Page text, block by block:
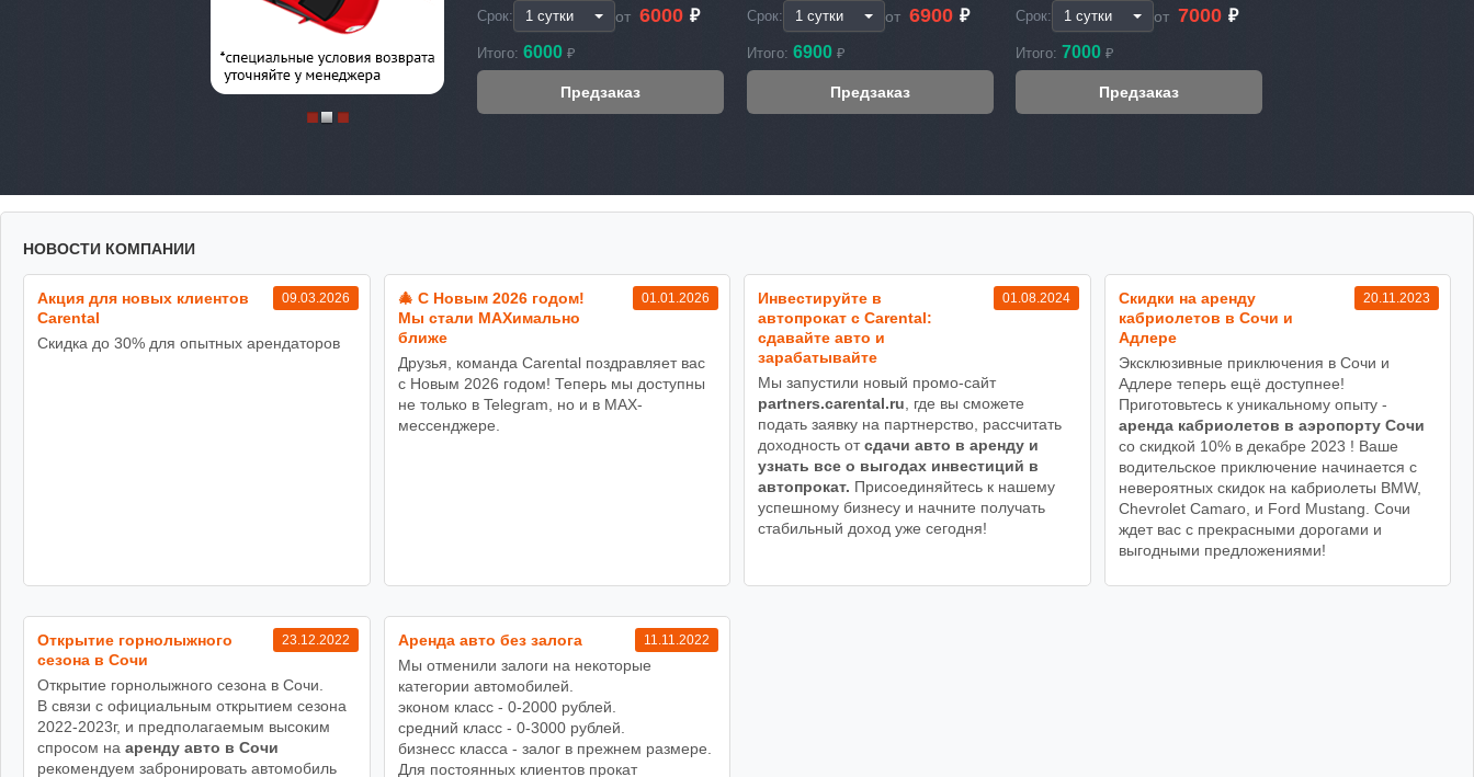
Срок: от 6000 ₽
Итого: 6000 ₽
Срок: от 6900 ₽
Итого: 6900 ₽
Срок: от 7000 ₽
Итого:7000 ₽
НОВОСТИ КОМПАНИИ
09.03.2026
Акция для новых клиентов
Carental
Скидка до 30% для опытных арендаторов
01.01.2026
🎄 С Новым 2026 годом!
Мы стали MAXимально
ближе
Друзья, команда Carental поздравляет вас
с Новым 2026 годом! Теперь мы доступны
не только в Telegram, но и в MAX-
мессенджере.
01.08.2024
Инвестируйте в
автопрокат с Carental:
сдавайте авто и
зарабатывайте
Мы запустили новый промо-сайт
partners.carental.ru , где вы сможете
подать заявку на партнерство, рассчитать
доходность отсдачи авто в аренду и
узнать все о выгодах инвестиций в
автопрокат. Присоединяйтесь к нашему
успешному бизнесу и начните получать
стабильный доход уже сегодня!
20.11.2023
Cкидки на аренду
кабриолетов в Сочи и
Адлере
Эксклюзивные приключения в Сочи и
Адлере теперь ещё доступнее!
Приготовьтесь к уникальному опыту -
аренда кабриолетов в аэропорту Сочи
со скидкой 10% в декабре 2023 ! Ваше
водительское приключение начинается с
невероятных скидок на кабриолеты BMW,
Chevrolet Camaro, и Ford Mustang. Сочи
ждет вас с прекрасными дорогами и
выгодными предложениями!
23.12.2022
Открытие горнолыжного
сезона в Сочи
Открытие горнолыжного сезона в Сочи.
В связи с официальным открытием сезона
2022-2023г, и предполагаемым высоким
спросом на аренду авто в Сочи
рекомендуем забронировать автомобиль
11.11.2022
Аренда авто без залога
Мы отменили залоги на некоторые
категории автомобилей.
эконом класс - 0-2000 рублей.
средний класс - 0-3000 рублей.
бизнесс класса - залог в прежнем размере.
Для постоянных клиентов прокат